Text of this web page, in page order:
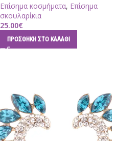
Επίσημα κοσμήματα, Επίσημα
σκουλαρίκια
25.00€
ΠΡΟΣΘΉΚΗ ΣΤΟ ΚΑΛΆΘΙ